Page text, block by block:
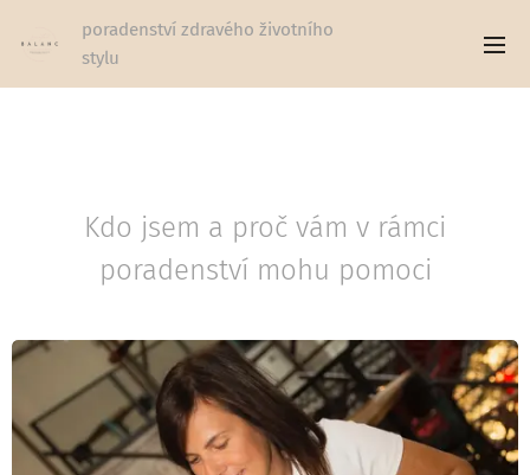
poradenství zdravého životního
stylu
Kdo jsem a proč vám v rámci
poradenství mohu pomoci